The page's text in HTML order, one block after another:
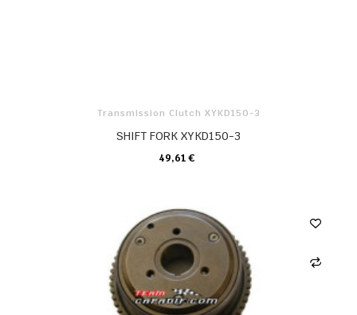
Transmission Clutch XYKD150-3
SHIFT FORK XYKD150-3
49,61 €
KARTE